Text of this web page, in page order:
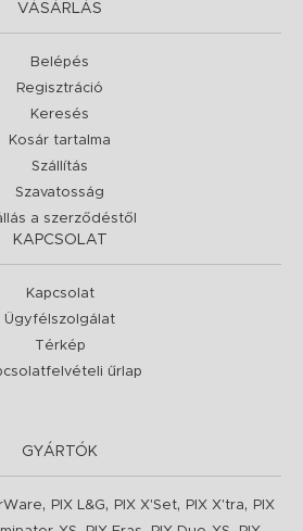
VÁSÁRLÁS
Belépés
Regisztráció
Keresés
Kosár tartalma
Szállítás
Szavatosság
a szerződéstől
KAPCSOLAT
Kapcsolat
Ügyfélszolgálat
Térkép
űrlap
GYÁRTÓK
, PIX L&G, PIX X'Set, PIX X'tra,
PIX